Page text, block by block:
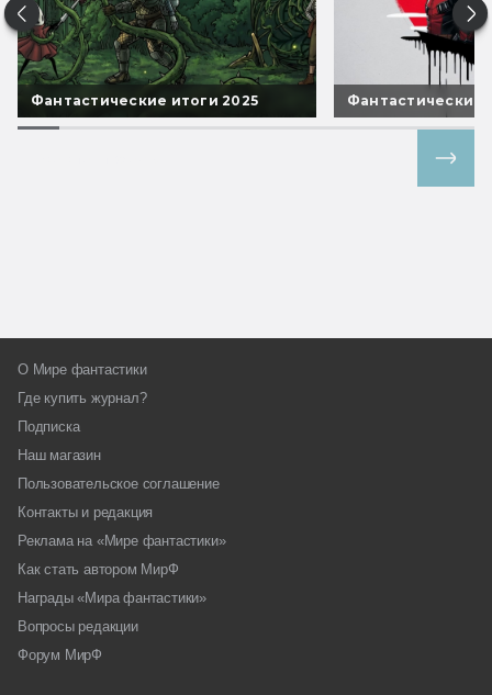
Фантастические итоги 2025 Фантастические
О Мире фантастики
Где купить журнал?
Подписка
Наш магазин
Пользовательское соглашение
Контакты и редакция
Реклама на «Мире фантастики»
Как стать автором МирФ
Награды «Мира фантастики»
Вопросы редакции
Форум МирФ